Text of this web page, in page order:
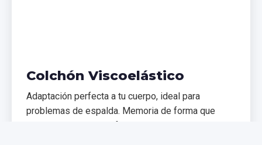
Colchón Viscoelástico
Adaptación perfecta a tu cuerpo, ideal para
problemas de espalda. Memoria de forma que
distribuye el peso uniformemente.